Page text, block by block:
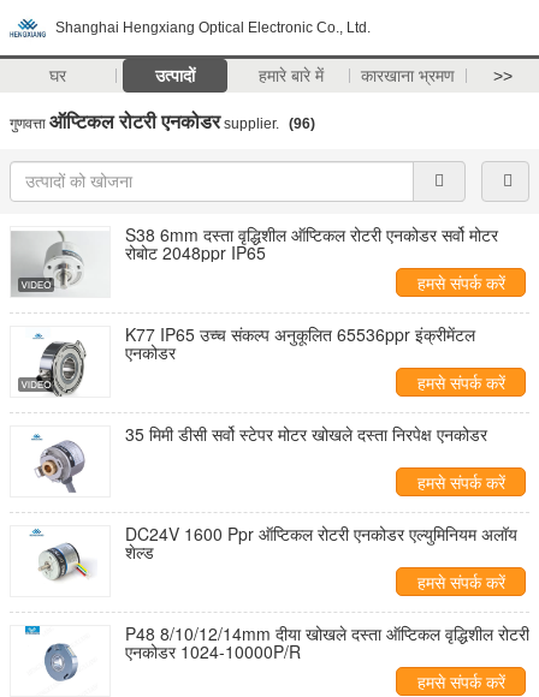
Shanghai Hengxiang Optical Electronic Co., Ltd.
घर उत्पादों हमारे बारे में कारखाना भ्रमण >>
गुणवत्ता ऑप्टिकल रोटरी एनकोडरsupplier. (96)
S38 6mm दस्ता वृद्धिशील ऑप्टिकल रोटरी एनकोडर सर्वो मोटर
रोबोट 2048ppr IP65
हमसे संपर्क करें
K77 IP65 उच्च संकल्प अनुकूलित 65536ppr इंक्रीमेंटल
एनकोडर
हमसे संपर्क करें
35 मिमी डीसी सर्वो स्टेपर मोटर खोखले दस्ता निरपेक्ष एनकोडर
हमसे संपर्क करें
DC24V 1600 Ppr ऑप्टिकल रोटरी एनकोडर एल्युमिनियम अलॉय
शेल्ड
हमसे संपर्क करें
P48 8/10/12/14mm दीया खोखले दस्ता ऑप्टिकल वृद्धिशील रोटरी
एनकोडर 1024-10000P/R
हमसे संपर्क करें